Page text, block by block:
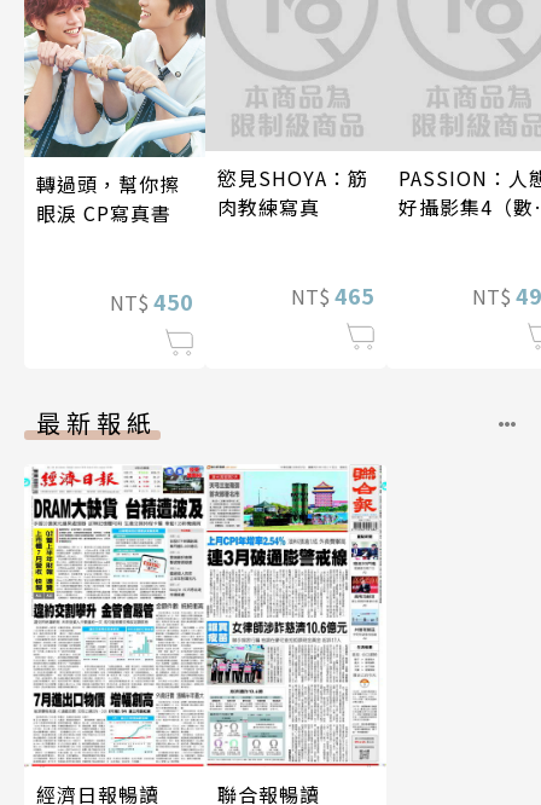
轉過頭，幫你擦
眼淚 CP寫真書
NT$ 450
慾見SHOYA：筋
肉教練寫真
NT$ 465
PASSION：人
好攝影集4（數
NT$
最新報紙
經濟日報暢讀 聯合報暢讀